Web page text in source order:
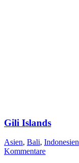
Gili Islands
Asien, Bali, Indonesien
Kommentare